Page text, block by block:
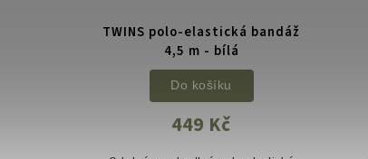
TWINS polo-elastická bandáž
4,5 m - bílá
449 Kč
Do košíku